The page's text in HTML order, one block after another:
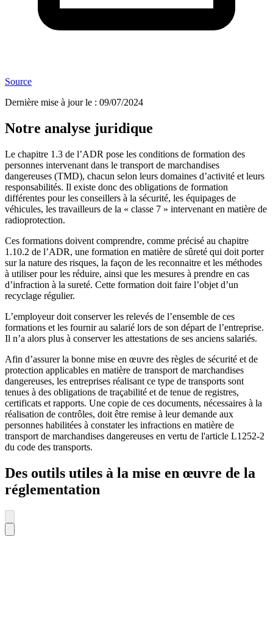
Source
Dernière mise à jour le : 09/07/2024
Notre analyse juridique
Le chapitre 1.3 de l’ADR pose les conditions de formation des
personnes intervenant dans le transport de marchandises
dangereuses (TMD), chacun selon leurs domaines d’activité et leurs
responsabilités. Il existe donc des obligations de formation
différentes pour les conseillers à la sécurité, les équipages de
véhicules, les travailleurs de la « classe 7 » intervenant en matière de
radioprotection.
Ces formations doivent comprendre, comme précisé au chapitre
1.10.2 de l’ADR, une formation en matière de sûreté qui doit porter
sur la nature des risques, la façon de les reconnaitre et les méthodes
à utiliser pour les réduire, ainsi que les mesures à prendre en cas
d’infraction à la sureté. Cette formation doit faire l’objet d’un
recyclage régulier.
L’employeur doit conserver les relevés de l’ensemble de ces
formations et les fournir au salarié lors de son départ de l’entreprise.
Il n’a alors plus à conserver les attestations de ses anciens salariés.
Afin d’assurer la bonne mise en œuvre des règles de sécurité et de
protection applicables en matière de transport de marchandises
dangereuses, les entreprises réalisant ce type de transports sont
tenues à des obligations de traçabilité et de tenue de registres,
certificats et rapports. Une copie de ces documents, nécessaires à la
réalisation de contrôles, doit être remise à leur demande aux
personnes habilitées à constater les infractions en matière de
transport de marchandises dangereuses en vertu de l'article L1252-2
du code des transports.
Des outils utiles à la mise en œuvre de la
réglementation